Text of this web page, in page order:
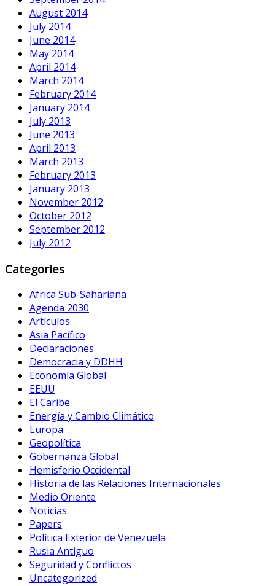
August 2014
July 2014
June 2014
May 2014
April 2014
March 2014
February 2014
January 2014
July 2013
June 2013
April 2013
March 2013
February 2013
January 2013
November 2012
October 2012
September 2012
July 2012
Categories
Africa Sub-Sahariana
Agenda 2030
Artículos
Asia Pacífico
Declaraciones
Democracia y DDHH
Economía Global
EEUU
El Caribe
Energía y Cambio Climático
Europa
Geopolítica
Gobernanza Global
Hemisferio Occidental
Historia de las Relaciones Internacionales
Medio Oriente
Noticias
Papers
Política Exterior de Venezuela
Rusia Antiguo
Seguridad y Conflictos
Uncategorized